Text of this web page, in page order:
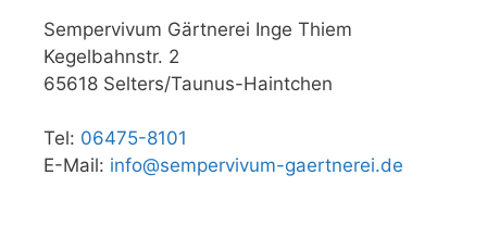
Sempervivum Gärtnerei Inge Thiem
Kegelbahnstr. 2
65618 Selters/Taunus-Haintchen
Tel: 06475-8101
E-Mail: info@sempervivum-gaertnerei.de